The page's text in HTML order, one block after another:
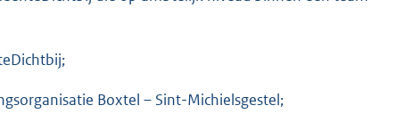
Boxtel – Sint-Michielsgestel;